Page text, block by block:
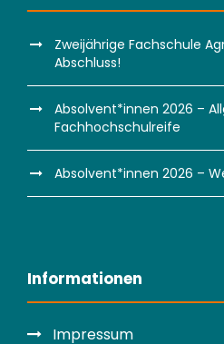
Zweijährige Fachschule
Abschluss!
Absolvent*innen 2026 –
Fachhochschulreife
Absolvent*innen 2026 –
Informationen
Impressum